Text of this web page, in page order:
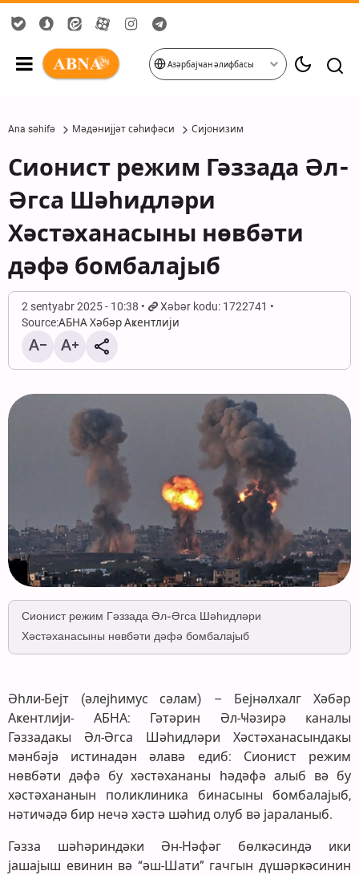
Азәрбајҹан әлифбасы
Ana səhifə Мәдәнијјәт сәһифәси Сијонизим
Сионист режим Гәззада Әл-
Әгса Шәһидләри
Хәстәханасыны нөвбәти
дәфә бомбалајыб
2 sentyabr 2025 - 10:38
Xəbər kodu: 1722741
Source:АБНА Хәбәр Аҝентлији
Сионист режим Гәззада Әл-Әгса Шәһидләри
Хәстәханасыны нөвбәти дәфә бомбалајыб
Әһли-Бејт (әлејһимус сәлам) – Бејнәлхалг Хәбәр
Аҝентлији- АБНА: Гәтәрин Әл-Ҹәзирә каналы
Гәззадакы Әл-Әгса Шәһидләри Хәстәханасындакы
мәнбәјә истинадән әлавә едиб: Сионист режим
нөвбәти дәфә бу хәстәхананы һәдәфә алыб вә бу
хәстәхананын поликлиника бинасыны бомбалајыб,
нәтиҹәдә бир нечә хәстә шәһид олуб вә јараланыб.
Гәзза шәһәриндәки Ән-Нәфәг бөлҝәсиндә ики
јашајыш евинин вә “әш-Шати” гачгын дүшәрҝәсинин